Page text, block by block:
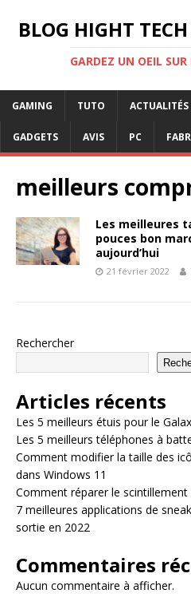
BLOG HIGHT
GARDEZ UN OEIL
GAMING TUTO
GADGETS AVIS PC
meilleurs
Les meilleures
pouces bon
aujourd’hui
21 février 2022
Rechercher
Articles récents
Les 5 meilleurs étuis pour le
Les 5 meilleurs téléphones à
Comment modifier la taille des
dans Windows 11
Comment réparer le scintillement
7 meilleures applications de
sortie en 2022
Commentaires
Aucun commentaire à afficher.